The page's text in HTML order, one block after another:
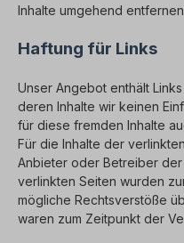
Inhalte umgehend
Haftung für Links
Unser Angebot enthält
deren Inhalte wir keinen
für diese fremden Inhalte
Für die Inhalte der
Anbieter oder Betreiber
verlinkten Seiten wurden
mögliche Rechtsverstöße
waren zum Zeitpunkt der